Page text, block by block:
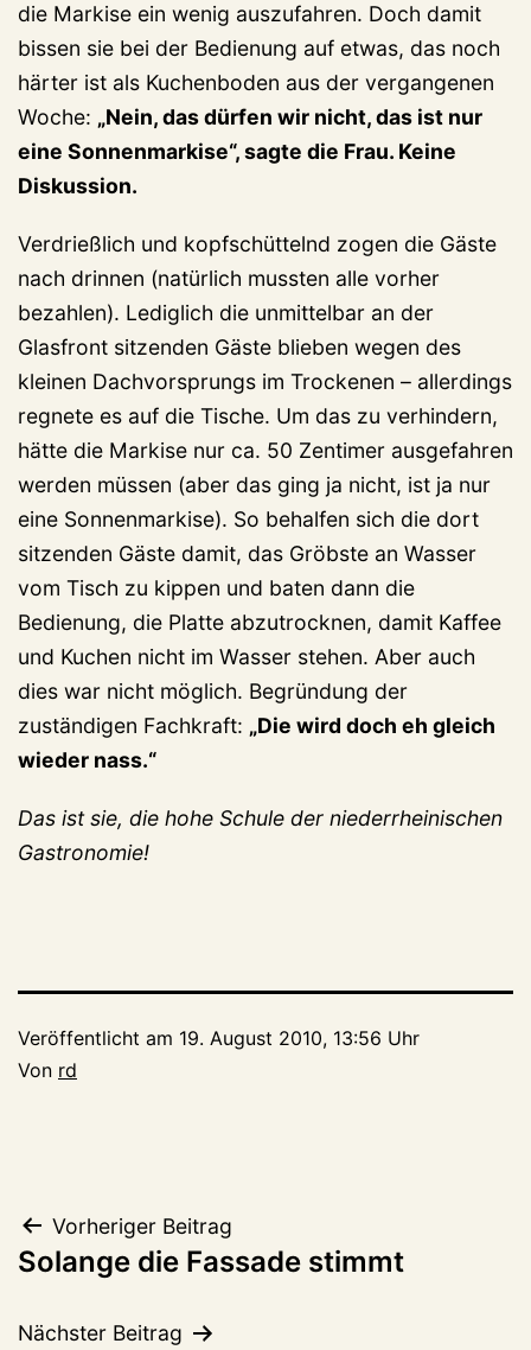
die Markise ein wenig auszufahren. Doch damit
bissen sie bei der Bedienung auf etwas, das noch
härter ist als Kuchenboden aus der vergangenen
Woche: „Nein, das dürfen wir nicht, das ist nur
eine Sonnenmarkise“, sagte die Frau. Keine
Diskussion.
Verdrießlich und kopfschüttelnd zogen die Gäste
nach drinnen (natürlich mussten alle vorher
bezahlen). Lediglich die unmittelbar an der
Glasfront sitzenden Gäste blieben wegen des
kleinen Dachvorsprungs im Trockenen – allerdings
regnete es auf die Tische. Um das zu verhindern,
hätte die Markise nur ca. 50 Zentimer ausgefahren
werden müssen (aber das ging ja nicht, ist ja nur
eine Sonnenmarkise). So behalfen sich die dort
sitzenden Gäste damit, das Gröbste an Wasser
vom Tisch zu kippen und baten dann die
Bedienung, die Platte abzutrocknen, damit Kaffee
und Kuchen nicht im Wasser stehen. Aber auch
dies war nicht möglich. Begründung der
zuständigen Fachkraft: „Die wird doch eh gleich
wieder nass.“
Das ist sie, die hohe Schule der niederrheinischen
Gastronomie!
Veröffentlicht am 19. August 2010, 13:56 Uhr
Von rd
Beitragsnavigation
Vorheriger Beitrag
Solange die Fassade stimmt
Nächster Beitrag